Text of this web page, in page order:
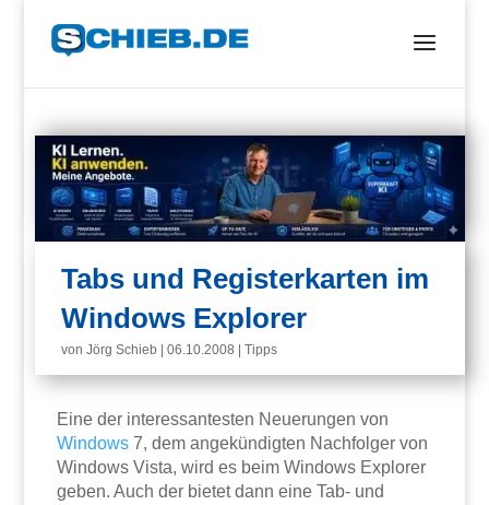
Tabs und Registerkarten im
Windows Explorer
vonJörg Schieb |06.10.2008 |Tipps
Eine der interessantesten Neuerungen von
Windows 7, dem angekündigten Nachfolger von
Windows Vista, wird es beim Windows Explorer
geben. Auch der bietet dann eine Tab- und